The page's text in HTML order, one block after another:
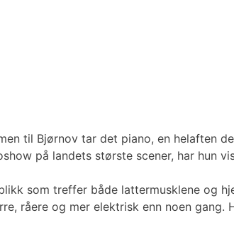
til Bjørnov tar det piano, en helaften
på landets største scener, har hun
som treffer både lattermusklene og
råere og mer elektrisk enn noen